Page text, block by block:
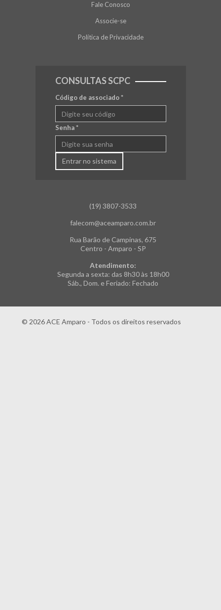
Fale Conosco
Associe-se
Política de Privacidade
CONSULTAS SCPC
Código de associado*
Senha*
Entrar no sistema
(19) 3807-3533
falecom@aceamparo.com.br
Rua Barão de Campinas, 675
Centro - Amparo - SP
Atendimento:
Segunda a sexta: das 8h30 às 18h00
Sáb., Dom. e Feriado: Fechado
© 2026 ACE Amparo - Todos os direitos reservados